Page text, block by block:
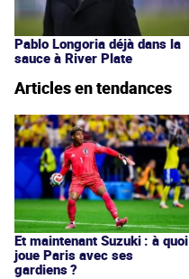
Pablo Longoria déjà dans la
sauce à River Plate
Articles en tendances
Et maintenant Suzuki : à quoi
joue Paris avec ses
gardiens ?